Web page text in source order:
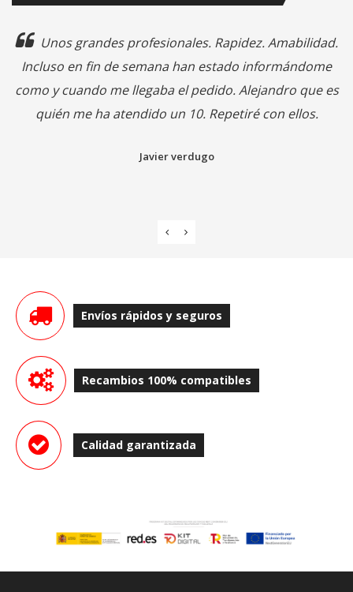
Unos grandes profesionales. Rapidez. Amabilidad.
Incluso en fin de semana han estado informándome
como y cuando me llegaba el pedido. Alejandro que es
quién me ha atendido un 10. Repetiré con ellos.
Javier verdugo
Envíos rápidos y seguros
Recambios 100% compatibles
Calidad garantizada